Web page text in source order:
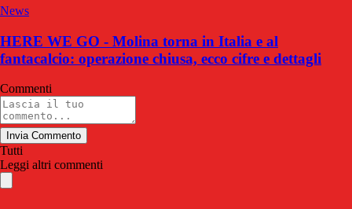
News
HERE WE GO - Molina torna in Italia e al
fantacalcio: operazione chiusa, ecco cifre e dettagli
Commenti
Invia Commento
Tutti
Leggi altri commenti